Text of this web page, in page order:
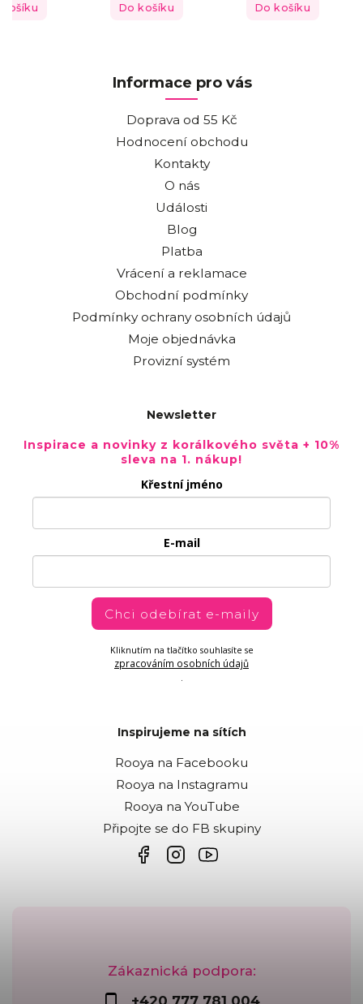
Do košíku Do košíku
Zákaznická podpora:
Informace pro vás
Doprava od 55 Kč
Hodnocení obchodu
Kontakty
O nás
Události
Blog
Platba
Vrácení a reklamace
Obchodní podmínky
Podmínky ochrany osobních údajů
Moje objednávka
Provizní systém
Newsletter
Inspirace a novinky z korálkového světa + 10%
sleva na 1. nákup!
Křestní jméno
E-mail
Chci odebírat e-maily
Kliknutím na tlačítko souhlasíte se
zpracováním osobních údajů
.
Inspirujeme na sítích
Rooya na Facebooku
Rooya na Instagramu
Rooya na YouTube
Připojte se do FB skupiny